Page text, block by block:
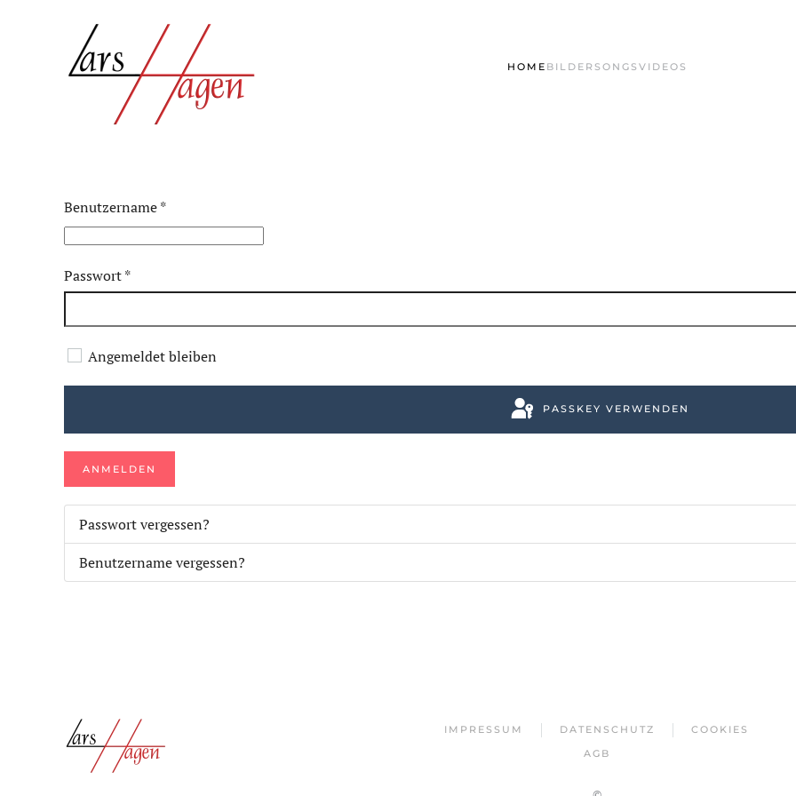
Zum Hauptinhalt springen
HOME BILDERSONGS VIDEOS
Benutzername*
Passwort*
Angemeldet bleiben
PASSKEY VERWENDEN
ANMELDEN
Passwort vergessen?
Benutzername vergessen?
IMPRESSUM DATENSCHUTZ
COOKIES
AGB